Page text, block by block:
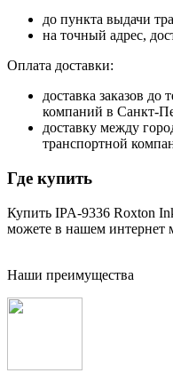
до пункта выдачи
на точный адрес,
Оплата доставки:
доставка заказов
компаний в Санкт-
доставку между
транспортной
Где купить
Купить IPA-9336 Roxton
можете в нашем интернет
Наши преимущества